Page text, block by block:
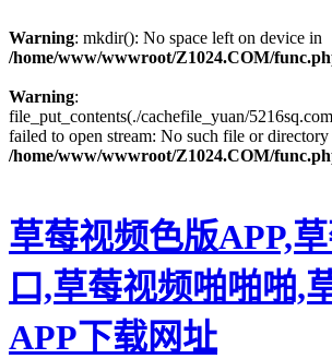
Warning: mkdir(): No space left on device in
/home/www/wwwroot/Z1024.COM/
Warning:
file_put_contents(./cachefile_yuan/
failed to open stream: No such file or directory
/home/www/wwwroot/Z1024.COM/
草莓视频色版APP,
口,草莓视频啪啪啪,
APP下载网址